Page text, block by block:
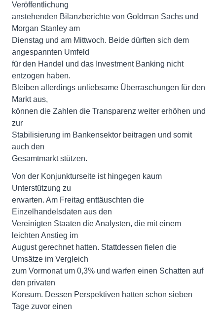
Veröffentlichung
anstehenden Bilanzberichte von Goldman Sachs und
Morgan Stanley am
Dienstag und am Mittwoch. Beide dürften sich dem
angespannten Umfeld
für den Handel und das Investment Banking nicht
entzogen haben.
Bleiben allerdings unliebsame Überraschungen für den
Markt aus,
können die Zahlen die Transparenz weiter erhöhen und
zur
Stabilisierung im Bankensektor beitragen und somit
auch den
Gesamtmarkt stützen.
Von der Konjunkturseite ist hingegen kaum
Unterstützung zu
erwarten. Am Freitag enttäuschten die
Einzelhandelsdaten aus den
Vereinigten Staaten die Analysten, die mit einem
leichten Anstieg im
August gerechnet hatten. Stattdessen fielen die
Umsätze im Vergleich
zum Vormonat um 0,3% und warfen einen Schatten auf
den privaten
Konsum. Dessen Perspektiven hatten schon sieben
Tage zuvor einen